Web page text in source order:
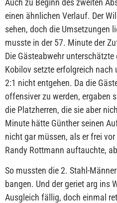
einen ähnlichen Verlauf. Der
sehen, doch die Umsetzungen
musste in der 57. Minute der
Die Gästeabwehr
Kobilov setzte erfolgreich nach
2:1 nicht entgehen. Da die
offensiver zu werden, ergaben
die Platzherren, die sie aber
Minute hätte Günther seinen
nicht gar müssen, als er frei
Randy Rottmann auftauchte,
So mussten die 2. Stahl-
bangen. Und der geriet arg ins
Ausgleich fällig, doch einmal